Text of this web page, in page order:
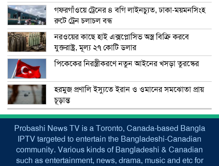
গফরগাঁওয়ে ট্রেনের ৪ বগি লাইনচ্যুত, ঢাকা-ময়মনসিংহ
রুটে ট্রেন চলাচল বন্ধ
নরওয়ের কাছে হাই এক্সপ্লোসিভ অস্ত্র বিক্রি করবে
যুক্তরাষ্ট্র, মূল্য ২৭ কোটি ডলার
পিকেকের নিরস্ত্রীকরণে নতুন আইনের খসড়া তুরস্কের
হরমুজ প্রণালি ইস্যুতে ইরান ও ওমানের সমঝোতা প্রায়
চূড়ান্ত
Probashi News TV is a Toronto, Canada-based Bangla
IPTV targeted to entertain the Bangladeshi-Canadian
community. Various kinds of Bangladeshi & Canadian
such as entertainment, news, drama, music and etc for